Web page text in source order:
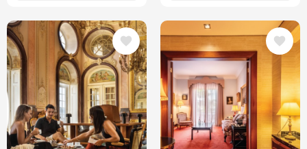
Bild Bild